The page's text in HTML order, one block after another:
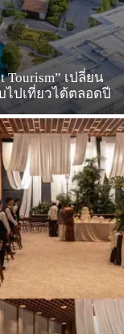
Tourism” เปลี่ยน
ไปเที่ยวได้ตลอดปี